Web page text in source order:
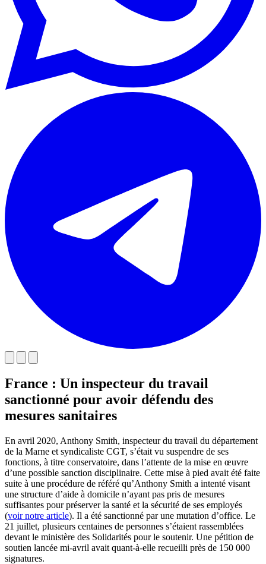
France : Un inspecteur du travail
sanctionné pour avoir défendu des
mesures sanitaires
En avril 2020, Anthony Smith, inspecteur du travail du département
de la Marne et syndicaliste CGT, s’était vu suspendre de ses
fonctions, à titre conservatoire, dans l’attente de la mise en œuvre
d’une possible sanction disciplinaire. Cette mise à pied avait été faite
suite à une procédure de référé qu’Anthony Smith a intenté visant
une structure d’aide à domicile n’ayant pas pris de mesures
suffisantes pour préserver la santé et la sécurité de ses employés
(voir notre article). Il a été sanctionné par une mutation d’office. Le
21 juillet, plusieurs centaines de personnes s’étaient rassemblées
devant le ministère des Solidarités pour le soutenir. Une pétition de
soutien lancée mi-avril avait quant-à-elle recueilli près de 150 000
signatures.